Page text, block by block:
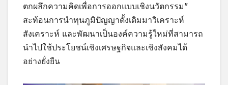
ตกผลึกความคิดเพื่อการออกแบบเชิงนวัตกรรม”
สะท้อนการนำทุนภูมิปัญญาดั้งเดิมมาวิเคราะห์
สังเคราะห์ และพัฒนาเป็นองค์ความรู้ใหม่ที่สามารถ
นำไปใช้ประโยชน์เชิงเศรษฐกิจและเชิงสังคมได้
อย่างยั่งยืน